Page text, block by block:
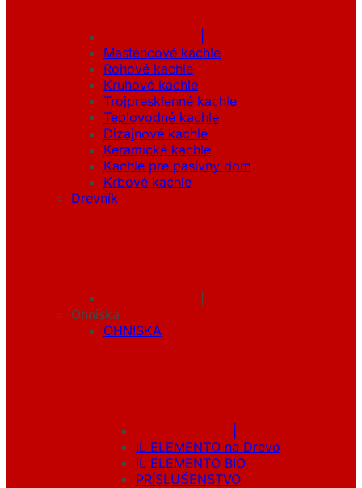
Mastencové kachle
Rohové kachle
Kruhové kachle
Trojpresklenné kachle
Teplovodné kachle
Dizajnové kachle
Keramické kachle
Kachle pre pasívny dom
Krbové kachle
Drevník
Ohniská
OHNISKÁ
IL ELEMENTO na Drevo
IL ELEMENTO BIO
PRÍSLUŠENSTVO